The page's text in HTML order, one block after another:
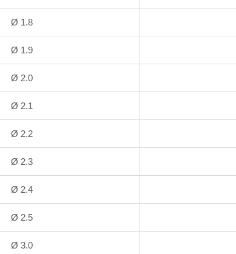
Ø 1.8
Ø 1.9
Ø 2.0
Ø 2.1
Ø 2.2
Ø 2.3
Ø 2.4
Ø 2.5
Ø 3.0